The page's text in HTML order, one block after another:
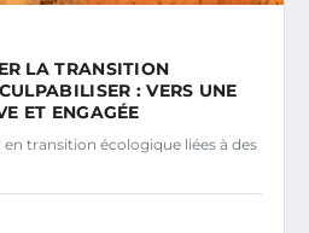
LA TRANSITION
: VERS UNE
ET ENGAGÉE
en transition écologique liées à des